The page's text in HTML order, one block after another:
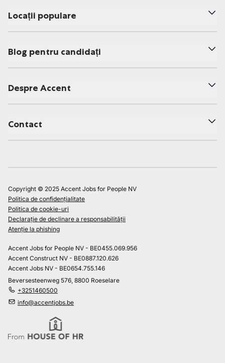
Locații populare
Blog pentru candidați
Despre Accent
Contact
Copyright © 2025 Accent Jobs for People NV
Politica de confidențialitate
Politica de cookie-uri
Declarație de declinare a responsabilității
Atenție la phishing
Accent Jobs for People NV - BE0455.069.956
Accent Construct NV - BE0887.120.626
Accent Jobs NV - BE0654.755.146
Beversesteenweg 576, 8800 Roeselare
+3251460500
info@accentjobs.be